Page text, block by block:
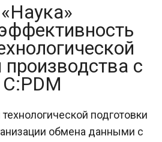
производства с
подготовки
обмена данными с